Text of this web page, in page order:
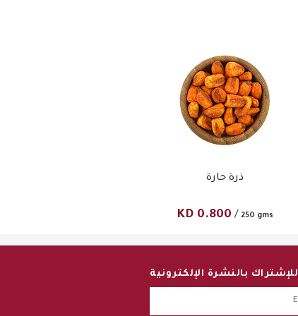
ذرة حارة
KD 0.800 / 250 gms
للإشتراك بالنشرة الإلكترونية